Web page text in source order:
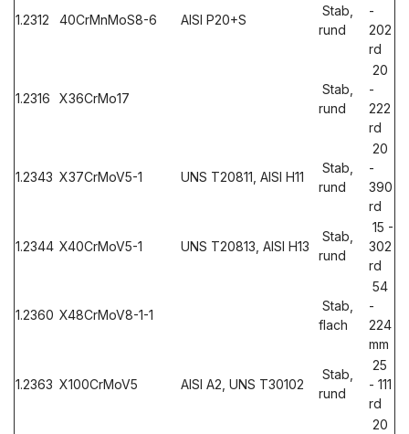
1.2312 40CrMnMoS8-6 AISI P20+S
Stab,
rund
-
202
rd
1.2316 X36CrMo17
Stab,
rund
20
-
222
rd
1.2343 X37CrMoV5-1 UNS T20811, AISI H11
Stab,
rund
20
-
390
rd
1.2344 X40CrMoV5-1 UNS T20813, AISI H13
Stab,
rund
15 -
302
rd
1.2360 X48CrMoV8-1-1
Stab,
flach
54
-
224
mm
1.2363 X100CrMoV5 AISI A2, UNS T30102
Stab,
rund
25
- 111
rd
20